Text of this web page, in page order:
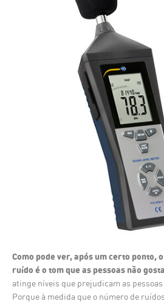
Como pode ver, após um certo ponto,
ruído é o tom que as pessoas não
atinge níveis que prejudicam as
Porque à medida que o número de